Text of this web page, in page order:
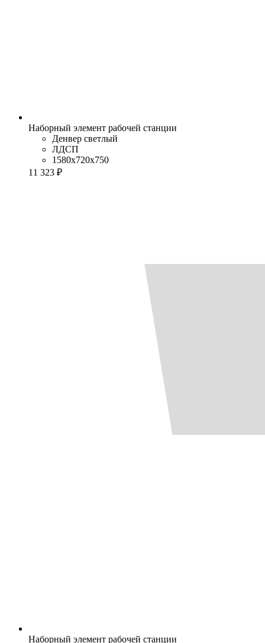
Наборный элемент рабочей станции
Денвер светлый
ЛДСП
1580x720x750
11 323 ₽
Наборный элемент рабочей станции